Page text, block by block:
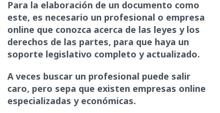
Para la elaboración de un documento como
este, es necesario un profesional o empresa
online que conozca acerca de las leyes y los
derechos de las partes, para que haya un
soporte legislativo completo y actualizado.
A veces buscar un profesional puede salir
caro, pero sepa que existen empresas online
especializadas y económicas.